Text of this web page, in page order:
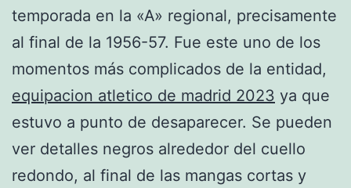
temporada en la «A» regional, precisamente
al final de la 1956-57. Fue este uno de los
momentos más complicados de la entidad,
equipacion atletico de madrid 2023 ya que
estuvo a punto de desaparecer. Se pueden
ver detalles negros alrededor del cuello
redondo, al final de las mangas cortas y